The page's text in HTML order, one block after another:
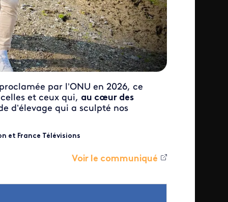
proclamée par l’ONU en 2026, ce
et ceux qui, au cœur des
d’élevage qui a sculpté nos
et France Télévisions
Voir le communiqué